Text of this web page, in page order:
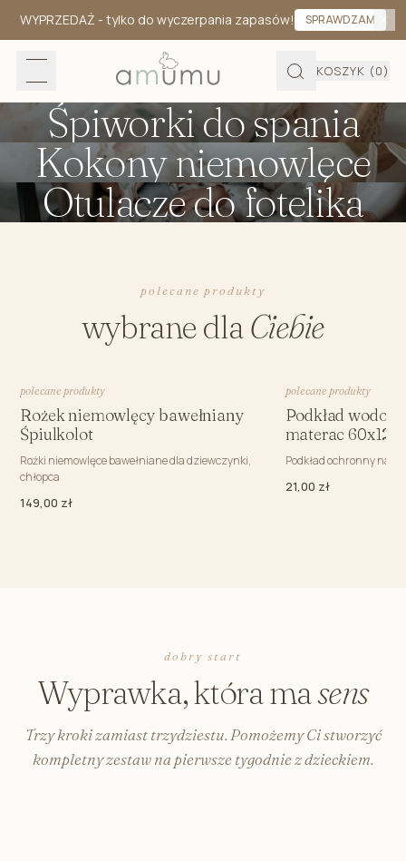
WYPRZEDAŻ - tylko do wyczerpania zapasów! SPRAWDZAM
KOSZYK (0)
Śpiworki do spania
Kokony niemowlęce
Otulacze do fotelika
polecane produkty
wybrane dlaCiebie
polecane produkty
Rożek niemowlęcy bawełniany
Śpiulkolot
Rożki niemowlęce bawełniane dla dziewczynki,
chłopca
149,00 zł
polecane produkty
Podkład
materac 60x120
Podkład ochronny na
21,00 zł
dobry start
Wyprawka, która masens
Trzy kroki zamiast trzydziestu. Pomożemy Ci stworzyć
kompletny zestaw na pierwsze tygodnie z dzieckiem.